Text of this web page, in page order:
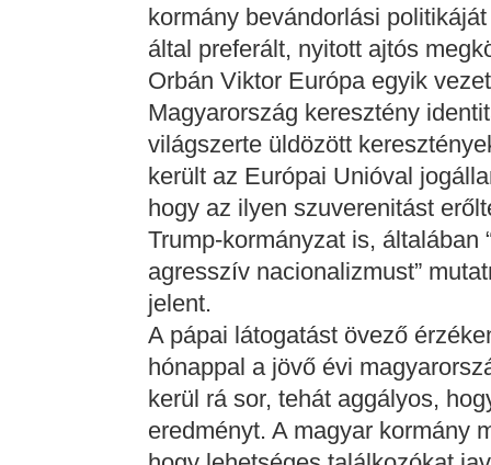
kormány bevándorlási
által preferált, nyitott ajtós
Orbán Viktor Európa egyik
Magyarország keresztény
világszerte üldözött
került az Európai Unióval
hogy az ilyen szuverenitást
Trump-kormányzat is, általában
agresszív nacionalizmust”
jelent.
A pápai látogatást övező
hónappal a jövő évi
kerül rá sor, tehát aggályos,
eredményt. A magyar kormány